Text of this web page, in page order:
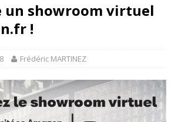
un showroom virtuel
!
Frédéric MARTINEZ